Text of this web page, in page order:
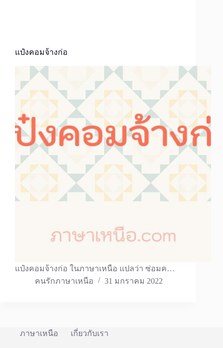
แป๋งคอมจ้างก่อ
แป๋งคอมจ้างก่อ ในภาษาเหนือ แปลว่า ซ่อมค…
คนรักภาษาเหนือ
31 มกราคม 2022
ภาษาเหนือ เกี่ยวกับเรา